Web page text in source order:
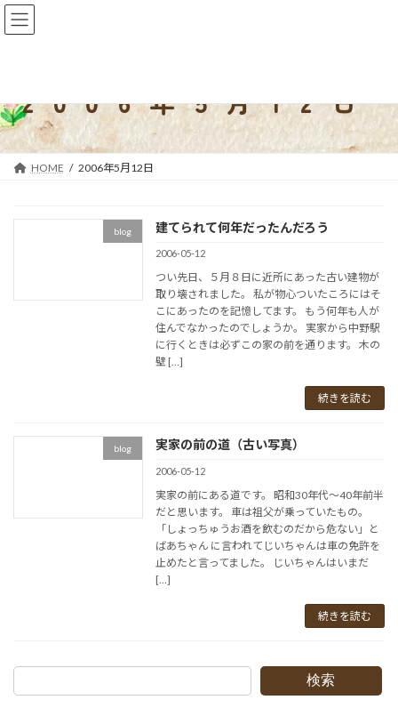
コ
ン
ス
キ
ッ
ナ
ビ
ン
に
移
2006年5月12日
HOME 2006年5月12日
blog 建てられて何年だったんだろう
2006-05-12
つい先日、５月８日に近所にあった古い建物が
取り壊されました。 私が物心ついたころにはそ
こにあったのを記憶してます。 もう何年も人が
住んでなかったのでしょうか。 実家から中野駅
に行くときは必ずこの家の前を通ります。 木の
壁 […]
続きを読む
blog 実家の前の道（古い写真）
2006-05-12
実家の前にある道です。 昭和30年代～40年前半
だと思います。 車は祖父が乗っていたもの。
「しょっちゅうお酒を飲むのだから危ない」と
ばあちゃん に言われてじいちゃんは車の免許を
止めたと言ってました。 じいちゃんはいまだ
[…]
続きを読む
検索